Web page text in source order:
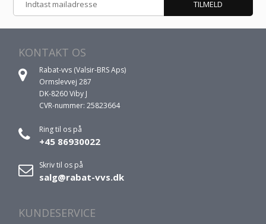
KONTAKT OS
Rabat-vvs (Valsir-BRS Aps)
Ormslevvej 287
DK-8260 Viby J
CVR-nummer: 25823664
Ring til os på
+45 86930022
Skriv til os på
salg@rabat-vvs.dk
KUNDESERVICE